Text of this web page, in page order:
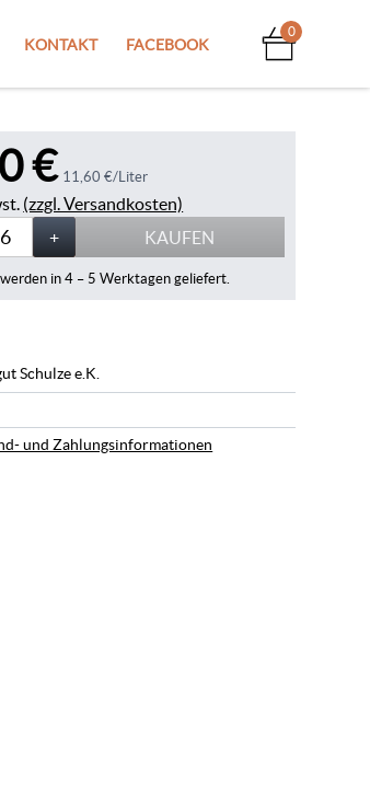
KONTAKT FACEBOOK
0
€ 11,60 €/Liter
(zzgl. Versandkosten)
+ KAUFEN
in 4 – 5 Werktagen geliefert.
Schulze e.K.
und Zahlungsinformationen